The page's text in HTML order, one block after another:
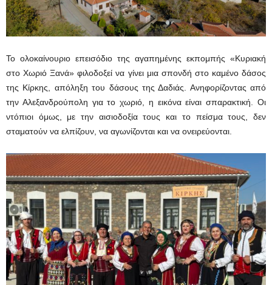
Το ολοκαίνουριο επεισόδιο της αγαπημένης εκπομπής «Κυριακή
στο Χωριό Ξανά» φιλοδοξεί να γίνει μια σπονδή στο καμένο δάσος
της Κίρκης, απόληξη του δάσους της Δαδιάς. Ανηφορίζοντας από
την Αλεξανδρούπολη για το χωριό, η εικόνα είναι σπαρακτική. Οι
ντόπιοι όμως, με την αισιοδοξία τους και το πείσμα τους, δεν
σταματούν να ελπίζουν, να αγωνίζονται και να ονειρεύονται.